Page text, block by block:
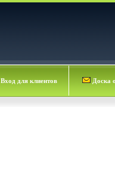
Вход для клиентов Доска